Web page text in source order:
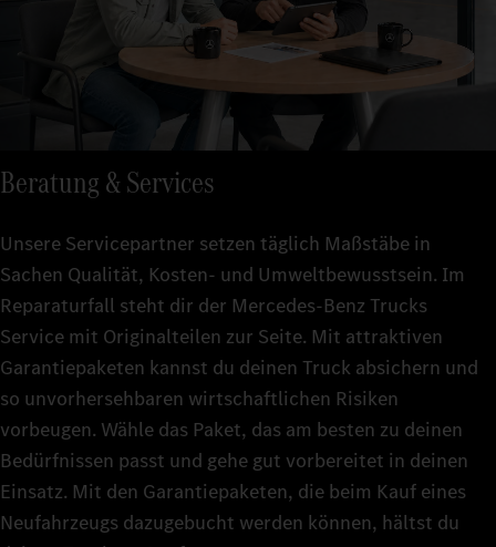
Beratung & Services
Unsere Servicepartner setzen täglich Maßstäbe in
Sachen Qualität, Kosten- und Umweltbewusstsein. Im
Reparaturfall steht dir der Mercedes-Benz Trucks
Service mit Originalteilen zur Seite. Mit attraktiven
Garantiepaketen kannst du deinen Truck absichern und
so unvorhersehbaren wirtschaftlichen Risiken
vorbeugen. Wähle das Paket, das am besten zu deinen
Bedürfnissen passt und gehe gut vorbereitet in deinen
Einsatz. Mit den Garantiepaketen, die beim Kauf eines
Neufahrzeugs dazugebucht werden können, hältst du